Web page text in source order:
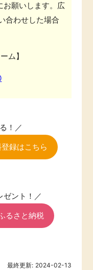
お願いします。広
合わせした場合
ム】
！／
録はこちら
ゼント！／
るさと納税
最終更新: 2024-02-13